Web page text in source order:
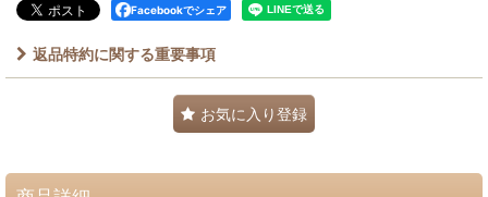
Facebookでシェア
返品特約に関する重要事項
お気に入り登録